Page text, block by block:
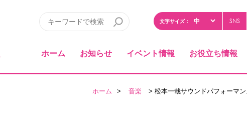
文字サイズ： SNS
ホーム お知らせ イベント情報 お役立ち情報
ホーム > 音楽 > 松本一哉サウンドパフォ